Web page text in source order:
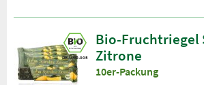
DE-ÖKO-005
Bio-Fruchtriegel
Zitrone
10er-Packung